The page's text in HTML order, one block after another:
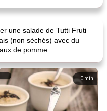
une salade de Tutti Fruti
(non séchés) avec du
de pomme.
0 min